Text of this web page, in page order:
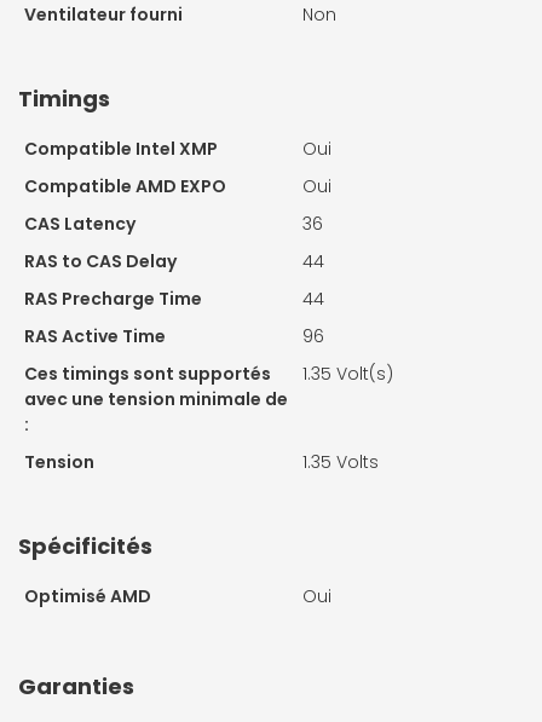
Ventilateur fourni
Non
Timings
Compatible Intel XMP
Oui
Compatible AMD EXPO
Oui
CAS Latency
36
RAS to CAS Delay
44
RAS Precharge Time
44
RAS Active Time
96
Ces timings sont supportés
avec une tension minimale de
:
1.35 Volt(s)
Tension 1.35 Volts
Spécificités
Optimisé AMD Oui
Garanties